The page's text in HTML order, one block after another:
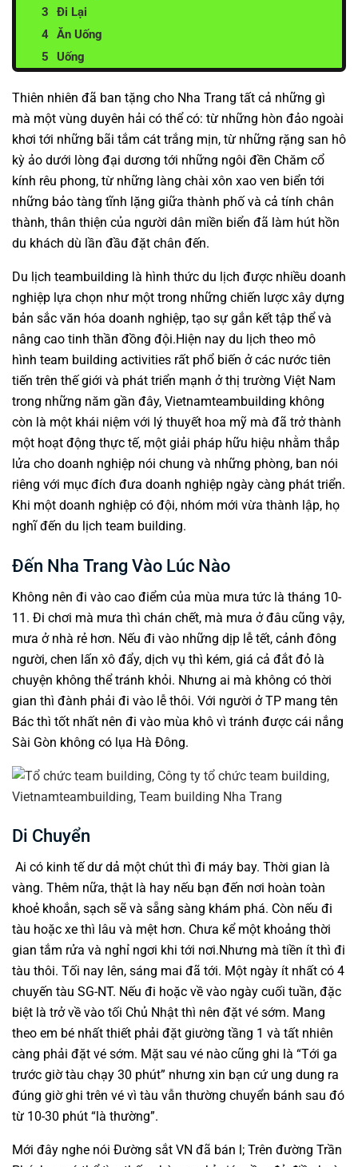
Đi Lại
Ăn Uống
Uống
Thiên nhiên đã ban tặng cho Nha Trang tất cả những gì
mà một vùng duyên hải có thể có: từ những hòn đảo ngoài
khơi tới những bãi tắm cát trắng mịn, từ những rặng san hô
kỳ ảo dưới lòng đại dương tới những ngôi đền Chăm cổ
kính rêu phong, từ những làng chài xôn xao ven biển tới
những bảo tàng tĩnh lặng giữa thành phố và cả tính chân
thành, thân thiện của người dân miền biển đã làm hút hồn
du khách dù lần đầu đặt chân đến.
Du lịch teambuilding là hình thức du lịch được nhiều doanh
nghiệp lựa chọn như một trong những chiến lược xây dựng
bản sắc văn hóa doanh nghiệp, tạo sự gắn kết tập thể và
nâng cao tinh thần đồng đội.Hiện nay du lịch theo mô
hình team building activities rất phổ biến ở các nước tiên
tiến trên thế giới và phát triển mạnh ở thị trường Việt Nam
trong những năm gần đây, Vietnamteambuilding không
còn là một khái niệm với lý thuyết hoa mỹ mà đã trở thành
một hoạt động thực tế, một giải pháp hữu hiệu nhằm thắp
lửa cho doanh nghiệp nói chung và những phòng, ban nói
riêng với mục đích đưa doanh nghiệp ngày càng phát triển.
Khi một doanh nghiệp có đội, nhóm mới vừa thành lập, họ
nghĩ đến du lịch team building.
Đến Nha Trang Vào Lúc Nào
Không nên đi vào cao điểm của mùa mưa tức là tháng 10-
11. Đi chơi mà mưa thì chán chết, mà mưa ở đâu cũng vậy,
mưa ở nhà rẻ hơn. Nếu đi vào những dịp lễ tết, cảnh đông
người, chen lấn xô đẩy, dịch vụ thì kém, giá cả đắt đỏ là
chuyện không thể tránh khỏi. Nhưng ai mà không có thời
gian thì đành phải đi vào lễ thôi. Với người ở TP mang tên
Bác thì tốt nhất nên đi vào mùa khô vì tránh được cái nắng
Sài Gòn không có lụa Hà Đông.
Di Chuyển
Ai có kinh tế dư dả một chút thì đi máy bay. Thời gian là
vàng. Thêm nữa, thật là hay nếu bạn đến nơi hoàn toàn
khoẻ khoắn, sạch sẽ và sẵng sàng khám phá. Còn nếu đi
tàu hoặc xe thì lâu và mệt hơn. Chưa kể một khoảng thời
gian tắm rửa và nghỉ ngơi khi tới nơi.Nhưng mà tiền ít thì đi
tàu thôi. Tối nay lên, sáng mai đã tới. Một ngày ít nhất có 4
chuyến tàu SG-NT. Nếu đi hoặc về vào ngày cuối tuần, đặc
biệt là trở về vào tối Chủ Nhật thì nên đặt vé sớm. Mang
theo em bé nhất thiết phải đặt giường tầng 1 và tất nhiên
càng phải đặt vé sớm. Mặt sau vé nào cũng ghi là “Tới ga
trước giờ tàu chạy 30 phút” nhưng xin bạn cứ ung dung ra
đúng giờ ghi trên vé vì tàu vẫn thường chuyển bánh sau đó
từ 10-30 phút “là thường”.
Mới đây nghe nói Đường sắt VN đã bán l; Trên đường Trần